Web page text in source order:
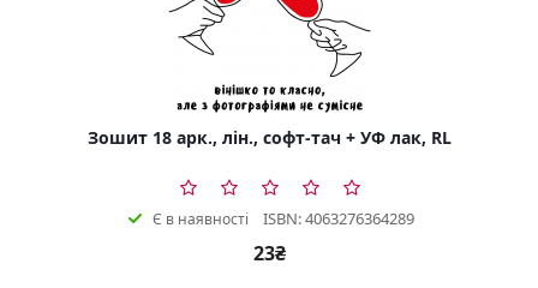
Зошит 18 арк., лін., софт-тач + УФ лак, RL
Є в наявності ISBN: 4063276364289
23₴